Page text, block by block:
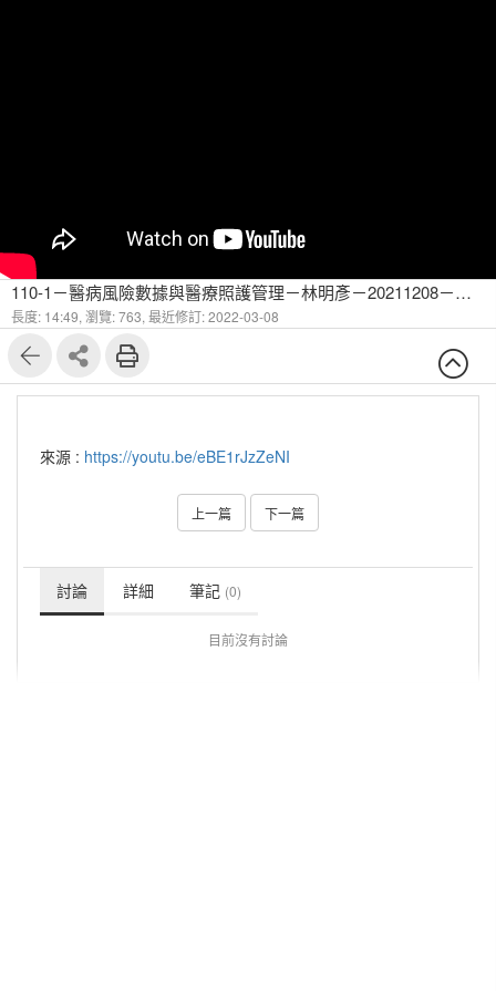
110-1－醫病風險數據與醫療照護管理－林明彥－20211208－預測模型的效能評估-6
長度: 14:49, 瀏覽: 763, 最近修訂: 2022-03-08
來源 : https://youtu.be/eBE1rJzZeNI
上一篇 下一篇
討論 詳細 筆記 (0)
目前沒有討論